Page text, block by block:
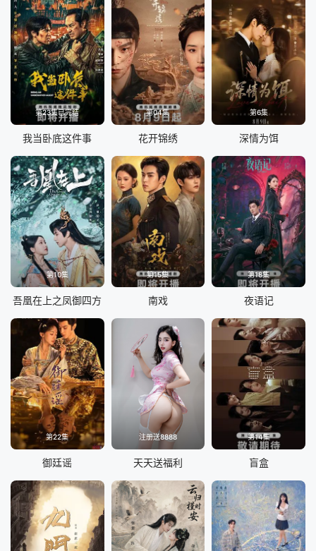
第23集已完结
我当卧底这件事
第04集
花开锦绣
第6集
深情为饵
第10集
吾凰在上之凤御四方
第15集
南戏
第18集
夜语记
第22集
御廷谣
注册送8888
天天送福利
第14集
盲盒